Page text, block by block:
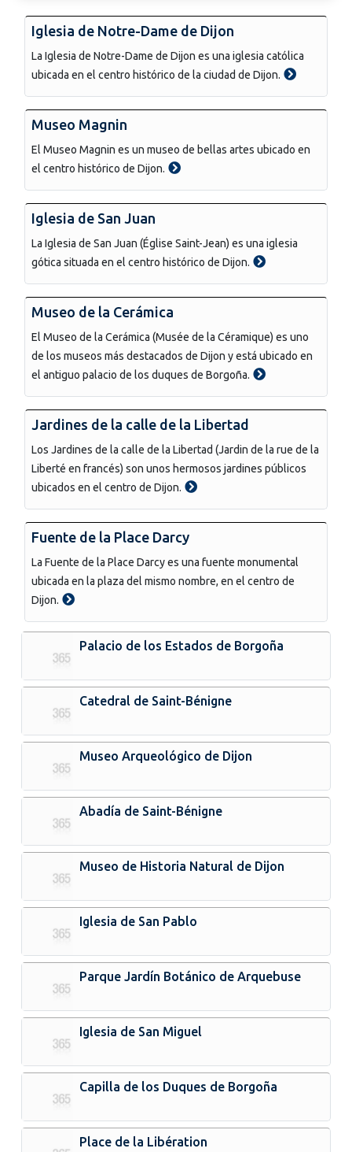
Iglesia de Notre-Dame de Dijon
La Iglesia de Notre-Dame de Dijon es una iglesia católica
ubicada en el centro histórico de la ciudad de Dijon.
Museo Magnin
El Museo Magnin es un museo de bellas artes ubicado en
el centro histórico de Dijon.
Iglesia de San Juan
La Iglesia de San Juan (Église Saint-Jean) es una iglesia
gótica situada en el centro histórico de Dijon.
Museo de la Cerámica
El Museo de la Cerámica (Musée de la Céramique) es uno
de los museos más destacados de Dijon y está ubicado en
el antiguo palacio de los duques de Borgoña.
Jardines de la calle de la Libertad
Los Jardines de la calle de la Libertad (Jardin de la rue de la
Liberté en francés) son unos hermosos jardines públicos
ubicados en el centro de Dijon.
Fuente de la Place Darcy
La Fuente de la Place Darcy es una fuente monumental
ubicada en la plaza del mismo nombre, en el centro de
Dijon.
Palacio de los Estados de Borgoña
Catedral de Saint-Bénigne
Museo Arqueológico de Dijon
Abadía de Saint-Bénigne
Museo de Historia Natural de Dijon
Iglesia de San Pablo
Parque Jardín Botánico de Arquebuse
Iglesia de San Miguel
Capilla de los Duques de Borgoña
Place de la Libération